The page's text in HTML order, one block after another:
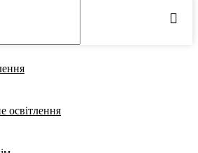
освітлення